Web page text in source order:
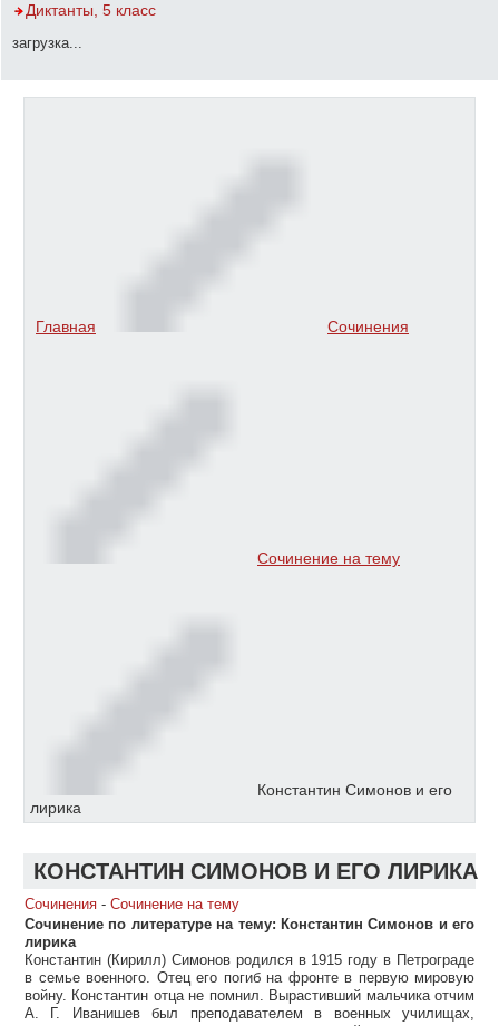
Диктанты, 5 класс
загрузка...
Главная Сочинения
Сочинение на тему
Константин Симонов и его
лирика
КОНСТАНТИН СИМОНОВ И ЕГО ЛИРИКА
Сочинения - Сочинение на тему
Сочинение по литературе на тему: Константин Симонов и его
лирика
Константин (Кирилл) Симонов родился в 1915 году в Петрограде
в семье военного. Отец его погиб на фронте в первую мировую
войну. Константин отца не помнил. Вырастивший мальчика отчим
А. Г. Иванишев был преподавателем в военных училищах,